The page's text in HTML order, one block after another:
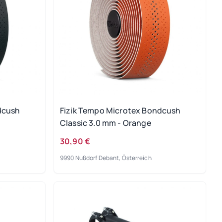
Fizik Tempo Microtex Bondcush
Classic 3.0 mm - Orange
30,90 €
9990 Nußdorf Debant, Österreich